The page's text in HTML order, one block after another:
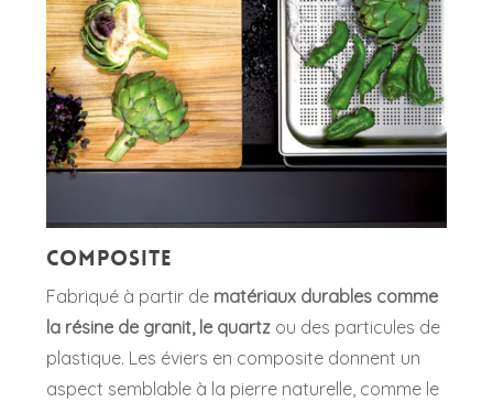
Composite
Fabriqué à partir de matériaux durables comme
la résine de granit, le quartz ou des particules de
plastique. Les éviers en composite donnent un
aspect semblable à la pierre naturelle, comme le